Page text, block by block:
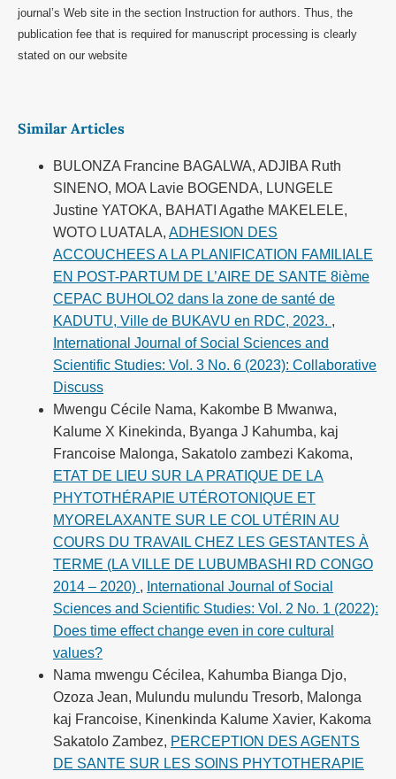
journal’s Web site in the section Instruction for authors. Thus, the
publication fee that is required for manuscript processing is clearly
stated on our website
Similar Articles
BULONZA Francine BAGALWA, ADJIBA Ruth
SINENO, MOA Lavie BOGENDA, LUNGELE
Justine YATOKA, BAHATI Agathe MAKELELE,
WOTO LUATALA, ADHESION DES
ACCOUCHEES A LA PLANIFICATION FAMILIALE
EN POST-PARTUM DE L’AIRE DE SANTE 8ième
CEPAC BUHOLO2 dans la zone de santé de
KADUTU, Ville de BUKAVU en RDC, 2023. ,
International Journal of Social Sciences and
Scientific Studies: Vol. 3 No. 6 (2023): Collaborative
Discuss
Mwengu Cécile Nama, Kakombe B Mwanwa,
Kalume X Kinekinda, Byanga J Kahumba, kaj
Francoise Malonga, Sakatolo zambezi Kakoma,
ETAT DE LIEU SUR LA PRATIQUE DE LA
PHYTOTHÉRAPIE UTÉROTONIQUE ET
MYORELAXANTE SUR LE COL UTÉRIN AU
COURS DU TRAVAIL CHEZ LES GESTANTES À
TERME (LA VILLE DE LUBUMBASHI RD CONGO
2014 – 2020) , International Journal of Social
Sciences and Scientific Studies: Vol. 2 No. 1 (2022):
Does time effect change even in core cultural
values?
Nama mwengu Cécilea, Kahumba Bianga Djo,
Ozoza Jean, Mulundu mulundu Tresorb, Malonga
kaj Francoise, Kinenkinda Kalume Xavier, Kakoma
Sakatolo Zambez, PERCEPTION DES AGENTS
DE SANTE SUR LES SOINS PHYTOTHERAPIE